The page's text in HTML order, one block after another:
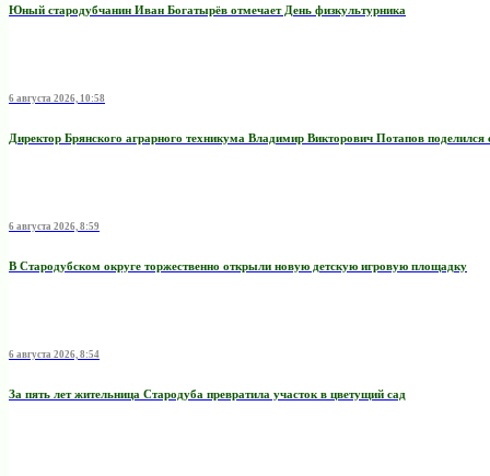
Юный стародубчанин Иван Богатырёв отмечает День физкультурника
6 августа 2026, 10:58
Директор Брянского аграрного техникума Владимир Викторович Потапов
6 августа 2026, 8:59
В Стародубском округе торжественно открыли новую детскую игровую площадку
6 августа 2026, 8:54
За пять лет жительница Стародуба превратила участок в цветущий сад